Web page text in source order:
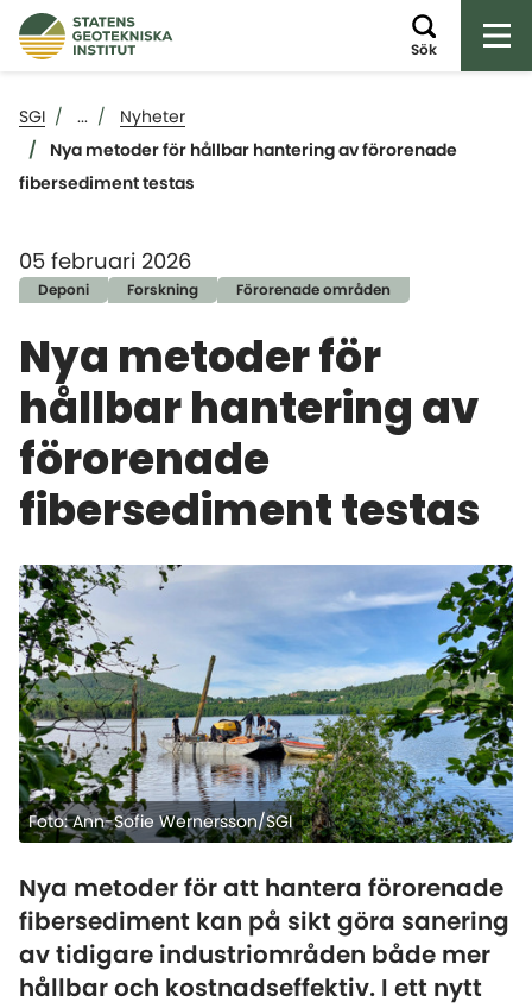
Sök
SGI ...
Nyheter
Nya metoder för hållbar hantering av förorenade
fibersediment testas
05 februari 2026
Deponi Forskning Förorenade områden
Nya metoder för
hållbar hantering av
förorenade
fibersediment testas
Foto: Ann-Sofie Wernersson/SGI
Nya metoder för att hantera förorenade
fibersediment kan på sikt göra sanering
av tidigare industriområden både mer
hållbar och kostnadseffektiv. I ett nytt